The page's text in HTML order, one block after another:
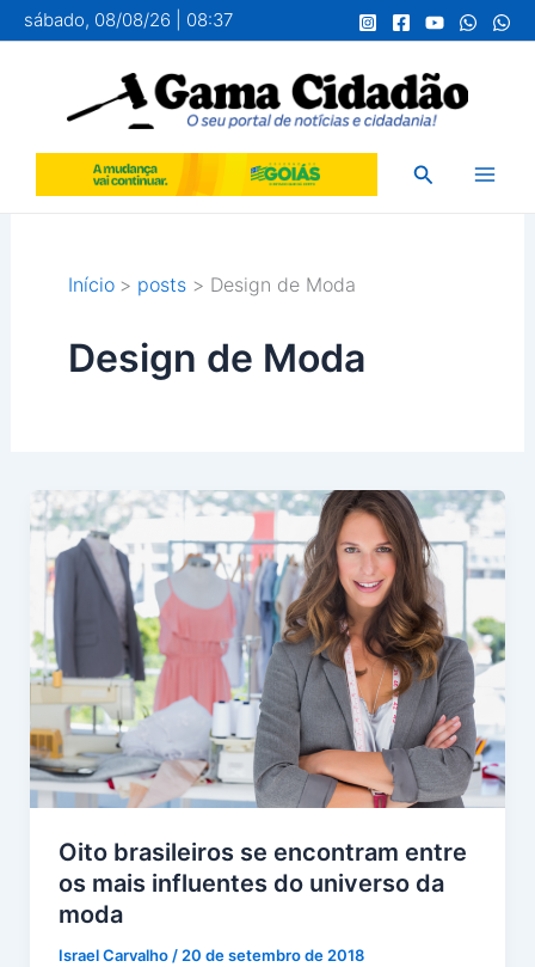
para
conteúdo
sábado, 08/08/26 | 08:37
Pesquisar
Início posts Design de Moda
Design de Moda
Oito brasileiros se encontram entre
os mais influentes do universo da
moda
Israel Carvalho/20 de setembro de 2018